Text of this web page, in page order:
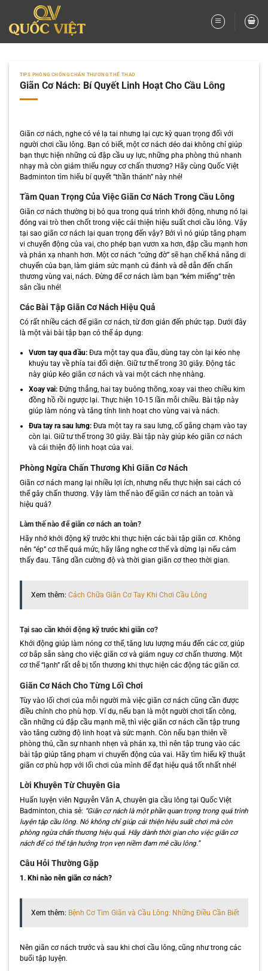
nội
dung
TIPS PHÒNG CHỐNG CHẤN THƯƠNG THỂ THAO
Giãn Cơ Nách: Bí Quyết Linh Hoạt Cho Cầu Lông
Giãn cơ nách, nghe có vẻ lạ tai nhưng lại cực kỳ quan trọng đối với
người chơi cầu lông. Bạn có biết, một cơ nách dẻo dai không chỉ giúp
bạn thực hiện những cú đập cầu uy lực, những pha phòng thủ nhanh
nhạy mà còn giảm thiểu nguy cơ chấn thương? Hãy cùng Quốc Việt
Badminton tìm hiểu bí quyết “thần thánh” này nhé!
Tầm Quan Trọng Của Việc Giãn Cơ Nách Trong Cầu Lông
Giãn cơ nách thường bị bỏ qua trong quá trình khởi động, nhưng nó lại
đóng vai trò then chốt trong việc cải thiện hiệu suất chơi cầu lông. Vậy
tại sao giãn cơ nách lại quan trọng đến vậy? Bởi vì nó giúp tăng phạm
vi chuyển động của vai, cho phép bạn vươn xa hơn, đập cầu mạnh hơn
và phản xạ nhanh hơn. Một cơ nách “cứng đờ” sẽ hạn chế khả năng di
chuyển của bạn, làm giảm sức mạnh cú đánh và dễ dẫn đến chấn
thương vùng vai, nách. Đừng để cơ nách làm bạn “kém miếng” trên
sân cầu nhé!
Các Bài Tập Giãn Cơ Nách Hiệu Quả
Có rất nhiều cách để giãn cơ nách, từ đơn giản đến phức tạp. Dưới đây
là một vài bài tập bạn có thể áp dụng:
Vươn tay qua đầu:Đưa một tay qua đầu, dùng tay còn lại kéo nhẹ
khuỷu tay về phía tai đối diện. Giữ tư thế trong 30 giây. Động tác
này giúp kéo giãn cơ nách và vai một cách nhẹ nhàng.
Xoay vai:Đứng thẳng, hai tay buông thõng, xoay vai theo chiều kim
đồng hồ rồi ngược lại. Thực hiện 10-15 lần mỗi chiều. Bài tập này
giúp làm nóng và tăng tính linh hoạt cho vùng vai và nách.
Đưa tay ra sau lưng:Đưa một tay ra sau lưng, cố gắng chạm vào tay
còn lại. Giữ tư thế trong 30 giây. Bài tập này giúp kéo giãn cơ nách
và cải thiện độ linh hoạt của vai.
Phòng Ngừa Chấn Thương Khi Giãn Cơ Nách
Giãn cơ nách mang lại nhiều lợi ích, nhưng nếu thực hiện sai cách có
thể gây chấn thương. Vậy làm thế nào để giãn cơ nách an toàn và
hiệu quả?
Làm thế nào để giãn cơ nách an toàn?
Hãy nhớ khởi động kỹ trước khi thực hiện các bài tập giãn cơ. Không
nên “ép” cơ thể quá mức, hãy lắng nghe cơ thể và dừng lại nếu cảm
thấy đau. Tăng dần cường độ và thời gian giãn cơ theo thời gian.
Xem thêm: Cách Chữa Giãn Cơ Tay Khi Chơi Cầu Lông
Tại sao cần khởi động kỹ trước khi giãn cơ?
Khởi động giúp làm nóng cơ thể, tăng lưu lượng máu đến các cơ, giúp
cơ bắp sẵn sàng cho việc giãn cơ và giảm nguy cơ chấn thương. Một
cơ thể “lạnh” rất dễ bị tổn thương khi thực hiện các động tác giãn cơ.
Giãn Cơ Nách Cho Từng Lối Chơi
Tùy vào lối chơi của mỗi người mà việc giãn cơ nách cũng cần được
điều chỉnh cho phù hợp. Ví dụ, nếu bạn là một người chơi tấn công,
cần những cú đập cầu mạnh mẽ, thì việc giãn cơ nách cần tập trung
vào tăng cường độ linh hoạt và sức mạnh. Còn nếu bạn thiên về
phòng thủ, cần sự nhanh nhẹn và phản xạ, thì nên tập trung vào các
bài tập giúp tăng phạm vi chuyển động của vai. Hãy tìm hiểu kỹ thuật
giãn cơ phù hợp với lối chơi của mình để đạt hiệu quả tốt nhất nhé!
Lời Khuyên Từ Chuyên Gia
Huấn luyện viên Nguyễn Văn A, chuyên gia cầu lông tại Quốc Việt
Badminton, chia sẻ: “Giãn cơ nách là một phần quan trọng trong quá trình
luyện tập cầu lông. Nó không chỉ giúp cải thiện hiệu suất chơi mà còn
phòng ngừa chấn thương hiệu quả. Hãy dành thời gian cho việc giãn cơ
nách để có thể tận hưởng trọn vẹn niềm đam mê cầu lông.”
Câu Hỏi Thường Gặp
1. Khi nào nên giãn cơ nách?
Xem thêm: Bệnh Cơ Tim Giãn và Cầu Lông: Những Điều Cần Biết
Nên giãn cơ nách trước và sau khi chơi cầu lông, cũng như trong các
buổi tập luyện.